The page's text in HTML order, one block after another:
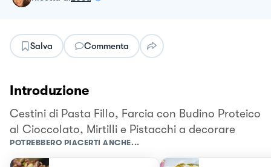
Salva Commenta
Introduzione
Cestini di Pasta Fillo, Farcia con Budino Proteico
al Cioccolato, Mirtilli e Pistacchi a decorare
POTREBBERO PIACERTI ANCHE...